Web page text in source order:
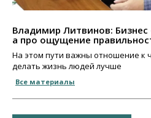
Владимир Литвинов:
а про ощущение
На этом пути важны отношение к
делать жизнь людей лучше
Все материалы